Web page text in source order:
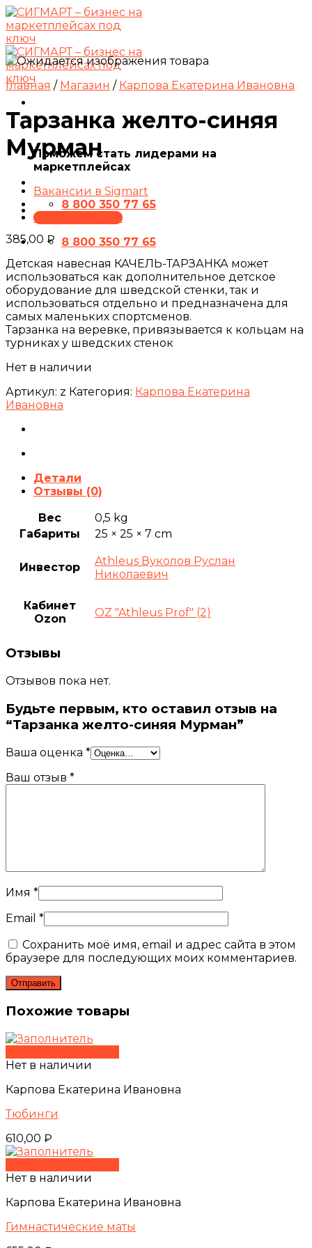
Skip
to
content
Поможем стать лидерами на
маркетплейсах
Вакансии в Sigmart
8 800 350 77 65
ПРЕЗЕНТАЦИЯ
8 800 350 77 65
Главная / Магазин / Карпова Екатерина Ивановна
Тарзанка желто-синяя
Мурман
385,00 ₽
Детская навесная КАЧЕЛЬ-ТАРЗАНКА может
использоваться как дополнительное детское
оборудование для шведской стенки, так и
использоваться отдельно и предназначена для
самых маленьких спортсменов.
Тарзанка на веревке, привязывается к кольцам на
турниках у шведских стенок
Нет в наличии
Артикул: z Категория: Карпова Екатерина
Ивановна
Детали
Отзывы (0)
Вес
0,5 kg
Габариты
25 × 25 × 7 cm
Инвестор
Athleus Вуколов Руслан
Николаевич
Кабинет
Ozon
OZ "Athleus Prof" (2)
Отзывы
Отзывов пока нет.
Будьте первым, кто оставил отзыв на
“Тарзанка желто-синяя Мурман”
Ваша оценка *
Ваш отзыв *
Имя *
Email *
Сохранить моё имя, email и адрес сайта в этом
браузере для последующих моих комментариев.
Похожие товары
Нет в наличии
Карпова Екатерина Ивановна
Тюбинги
610,00 ₽
Нет в наличии
Карпова Екатерина Ивановна
Гимнастические маты